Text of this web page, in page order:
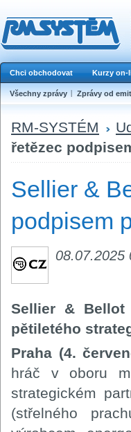
Chci obchodovat Kurzy on-
Všechny zprávy Zprávy od
RM-SYSTÉM
řetězec
Sellier &
podpisem
08.07.2025
Sellier & Bellot
pětiletého
Praha (4.
hráč v oboru
strategickém
(střelného